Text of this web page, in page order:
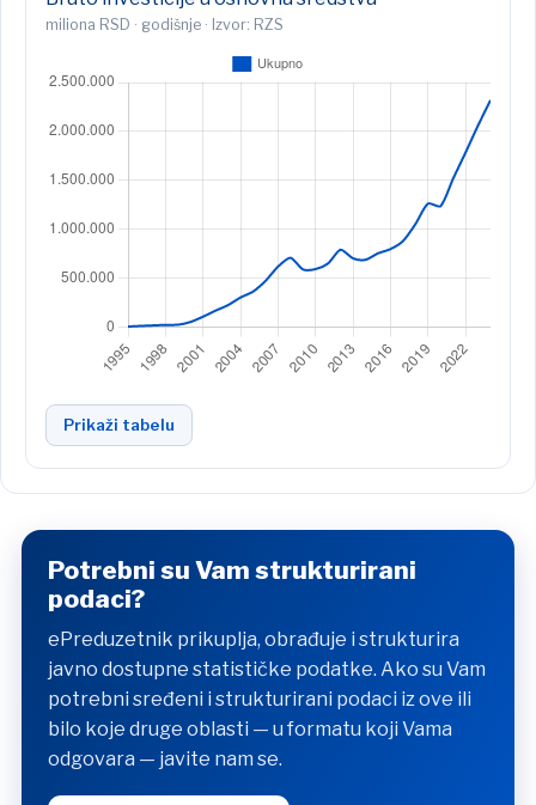
miliona RSD · godišnje · Izvor: RZS
Prikaži tabelu
Potrebni su Vam strukturirani
podaci?
ePreduzetnik prikuplja, obrađuje i strukturira
javno dostupne statističke podatke. Ako su Vam
potrebni sređeni i strukturirani podaci iz ove ili
bilo koje druge oblasti — u formatu koji Vama
odgovara — javite nam se.